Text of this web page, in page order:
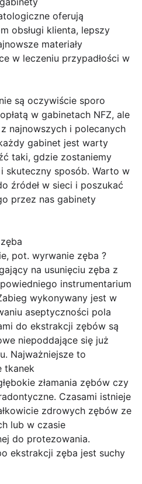
oferują
obsługi klienta, lepszy
materiały
w leczeniu przypadłości w
są oczywiście sporo
w gabinetach NFZ, ale
najnowszych i polecanych
gabinet jest warty
taki, gdzie zostaniemy
skuteczny sposób. Warto w
źródeł w sieci i poszukać
przez nas gabinety
pot. wyrwanie zęba ?
na usunięciu zęba z
instrumentarium
wykonywany jest w
aseptyczności pola
do ekstrakcji zębów są
niepoddające się już
Najważniejsze to
tkanek
złamania zębów czy
Czasami istnieje
zdrowych zębów ze
lub w czasie
do protezowania.
ekstrakcji zęba jest suchy